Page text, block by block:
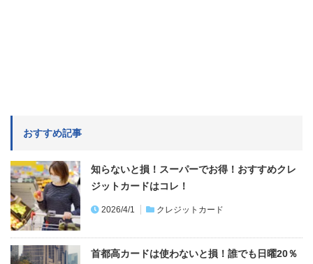
首都高カードは使わないと損！誰でも日曜20％
2023/9/4